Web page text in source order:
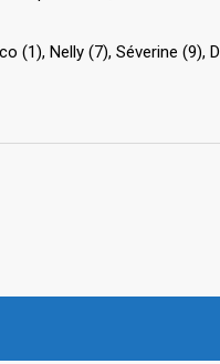
(1), Nelly (7), Séverine (9),